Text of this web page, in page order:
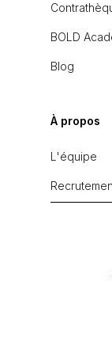
BOLD
Blog
À propos
L'équipe